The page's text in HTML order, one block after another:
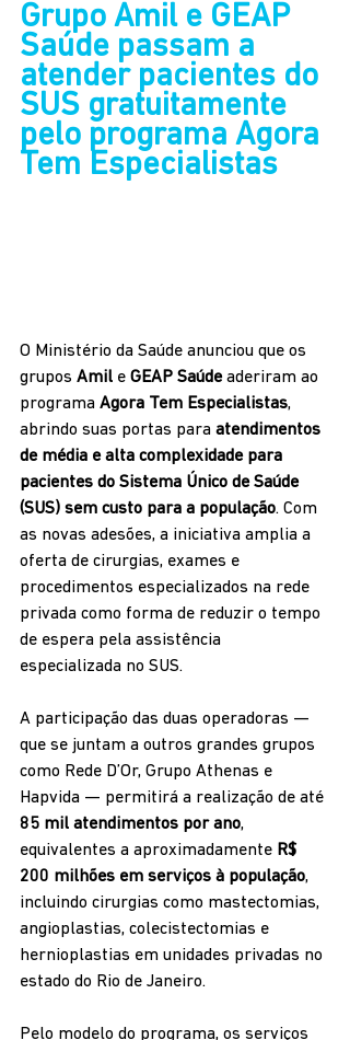
Grupo Amil e GEAP
Saúde passam a
atender pacientes do
SUS gratuitamente
pelo programa Agora
Tem Especialistas
O Ministério da Saúde anunciou que os
grupos Amil e GEAP Saúde aderiram ao
programa Agora Tem Especialistas,
abrindo suas portas para atendimentos
de média e alta complexidade para
pacientes do Sistema Único de Saúde
(SUS) sem custo para a população. Com
as novas adesões, a iniciativa amplia a
oferta de cirurgias, exames e
procedimentos especializados na rede
privada como forma de reduzir o tempo
de espera pela assistência
especializada no SUS.
A participação das duas operadoras —
que se juntam a outros grandes grupos
como Rede D’Or, Grupo Athenas e
Hapvida — permitirá a realização de até
85 mil atendimentos por ano,
equivalentes a aproximadamente R$
200 milhões em serviços à população,
incluindo cirurgias como mastectomias,
angioplastias, colecistectomias e
hernioplastias em unidades privadas no
estado do Rio de Janeiro.
Pelo modelo do programa, os serviços